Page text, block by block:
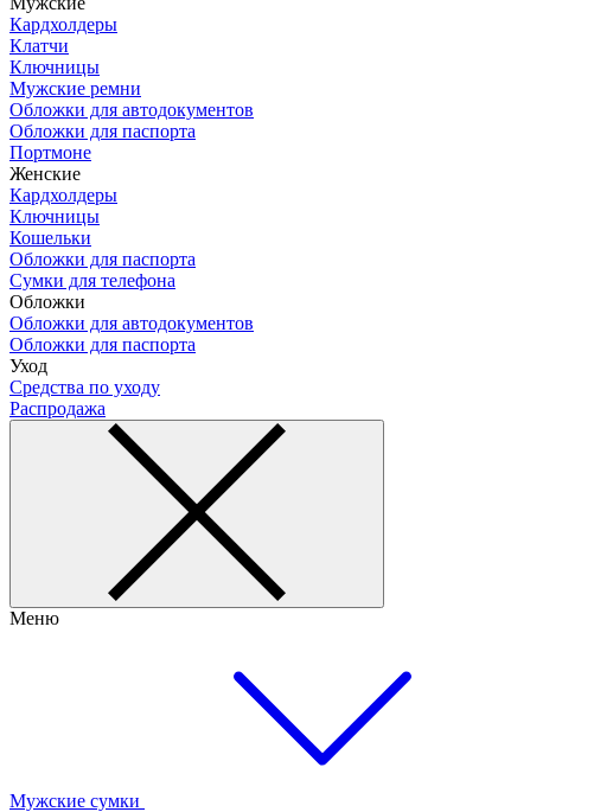
Кардхолдеры
Клатчи
Ключницы
Мужские ремни
Обложки для автодокументов
Обложки для паспорта
Портмоне
Женские
Кардхолдеры
Ключницы
Кошельки
Обложки для паспорта
Сумки для телефона
Обложки
Обложки для автодокументов
Обложки для паспорта
Уход
Средства по уходу
Распродажа
Меню
Мужские сумки